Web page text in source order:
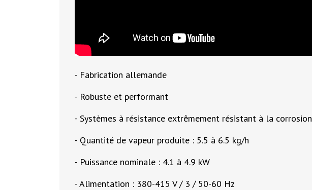
- Fabrication allemande
- Robuste et performant
- Systèmes à résistance extrêmement résistant à la corrosion
- Quantité de vapeur produite : 5.5 à 6.5 kg/h
- Puissance nominale : 4.1 à 4.9 kW
- Alimentation : 380-415 V / 3 / 50-60 Hz